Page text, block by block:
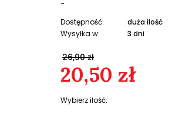
-
Dostępność:
duża ilość
Wysyłka w:
3 dni
20,50 zł
Wybierz ilość:
26,90 zł